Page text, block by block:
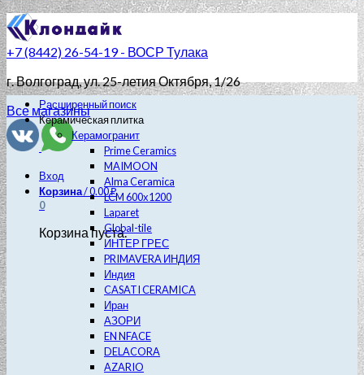
+7 (8442) 26-54-19 - ВОСР Тулака
г. Волгоград, ул. 25-летия Октября, 1/26
Все магазины
Вход
Корзина/0.00₽
0
Корзина пуста.
Расширенный поиск
Керамическая плитка
Керамогранит
Prime Ceramics
MAIMOON
Alma Ceramica
LCM 600х1200
Laparet
Global-tile
ИНТЕР ГРЕС
PRIMAVERA ИНДИЯ
Индия
CASATI CERAMICA
Иран
АЗОРИ
EN NFACE
DELACORA
AZARIO